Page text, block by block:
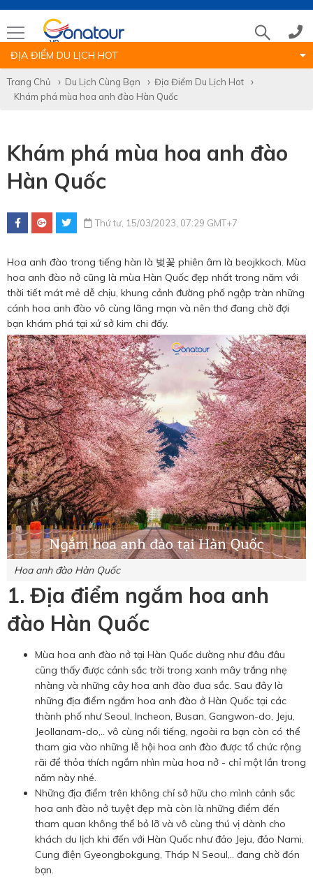
Hotline tour nước ngoài
0786 711 611
Hotline tour trong nước
0783 336 116
Hotine CSKH
0916 404 578
Hotline tư vấn dịch vụ
0784 849 849
ĐỊA ĐIỂM DU LỊCH HOT
Trang Chủ Du Lịch Cùng Bạn
Địa Điểm Du Lịch Hot
Khám phá mùa hoa anh đào Hàn Quốc
Khám phá mùa hoa anh đào
Hàn Quốc
Thứ tư, 15/03/2023, 07:29 GMT+7
Hoa anh đào trong tiếng hàn là 벚꽃 phiên âm là beojkkoch. Mùa
hoa anh đào nở cũng là mùa Hàn Quốc đẹp nhất trong năm với
thời tiết mát mẻ dễ chịu, khung cảnh đường phố ngập tràn những
cánh hoa anh đào vô cùng lãng mạn và nên thơ đang chờ đợi
bạn khám phá tại xứ sở kim chi đấy.
Hoa anh đào Hàn Quốc
1. Địa điểm ngắm hoa anh
đào Hàn Quốc
Mùa hoa anh đào nở tại Hàn Quốc dường như đâu đâu
cũng thấy được cảnh sắc trời trong xanh mây trắng nhẹ
nhàng và những cây hoa anh đào đua sắc. Sau đây là
những địa điểm ngắm hoa anh đào ở Hàn Quốc tại các
thành phố như Seoul, Incheon, Busan, Gangwon-do, Jeju,
Jeollanam-do,.. vô cùng nổi tiếng, ngoài ra bạn còn có thể
tham gia vào những lễ hội hoa anh đào được tổ chức rộng
rãi để thỏa thích ngắm nhìn mùa hoa nở - chỉ một lần trong
năm này nhé.
Những địa điểm trên không chỉ sở hữu cho mình cảnh sắc
hoa anh đào nở tuyệt đẹp mà còn là những điểm đến
tham quan không thể bỏ lỡ và vô cùng thú vị dành cho
khách du lịch khi đến với Hàn Quốc như đảo Jeju, đảo Nami,
Cung điện Gyeongbokgung, Tháp N Seoul,.. đang chờ đón
bạn.